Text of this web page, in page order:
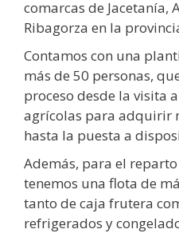
comarcas de Jacetanía,
Ribagorza en la
Contamos con una
más de 50 personas,
proceso desde la visita
agrícolas para adquirir
hasta la puesta a
Además, para el
tenemos una flota de
tanto de caja frutera
refrigerados y